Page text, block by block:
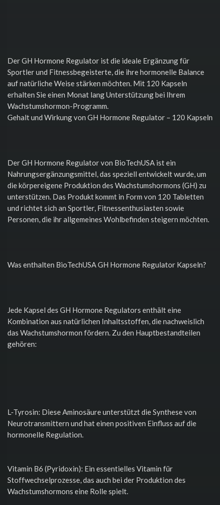
Der GH Hormone Regulator ist die ideale Ergänzung für
Sportler und Fitnessbegeisterte, die ihre hormonelle Balance
auf natürliche Weise stärken möchten. Mit 120 Kapseln
erhalten Sie einen Monat lang Unterstützung bei Ihrem
Wachstumshormon-Programm.
Gehalt und Wirkung von GH Hormone Regulator – 120 Kapseln
Der GH Hormone Regulator von BioTechUSA ist ein
Nahrungsergänzungsmittel, das speziell entwickelt wurde, um
die körpereigene Produktion des Wachstumshormons (GH) zu
unterstützen. Das Produkt kommt in Form von 120 Tabletten
und richtet sich an Sportler, Fitnessenthusiasten sowie
Personen, die ihr allgemeines Wohlbefinden steigern möchten.
Was enthalten BioTechUSA GH Hormone Regulator Kapseln?
Jede Kapsel des GH Hormone Regulators enthält eine
Kombination aus natürlichen Inhaltsstoffen, die nachweislich
das Wachstumshormon fördern. Zu den Hauptbestandteilen
gehören:
L-Tyrosin: Diese Aminosäure unterstützt die Synthese von
Neurotransmittern und hat einen positiven Einfluss auf die
hormonelle Regulation.
Vitamin B6 (Pyridoxin): Ein essentielles Vitamin für
Stoffwechselprozesse, das auch bei der Produktion des
Wachstumshormons eine Rolle spielt.